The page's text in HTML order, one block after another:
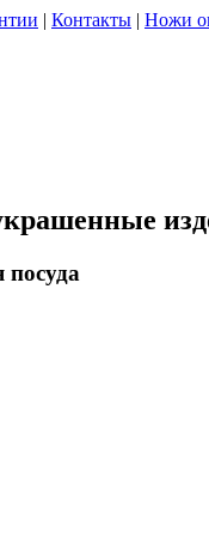
| Контакты | Ножи